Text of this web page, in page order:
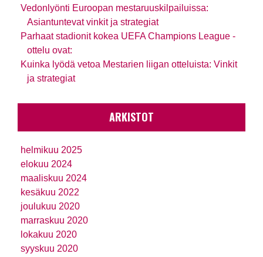
Vedonlyönti Euroopan mestaruuskilpailuissa:
Asiantuntevat vinkit ja strategiat
Parhaat stadionit kokea UEFA Champions League -
ottelu ovat:
Kuinka lyödä vetoa Mestarien liigan otteluista: Vinkit
ja strategiat
ARKISTOT
helmikuu 2025
elokuu 2024
maaliskuu 2024
kesäkuu 2022
joulukuu 2020
marraskuu 2020
lokakuu 2020
syyskuu 2020